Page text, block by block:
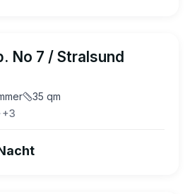
No 7 / Stralsund
35 qm
·+3